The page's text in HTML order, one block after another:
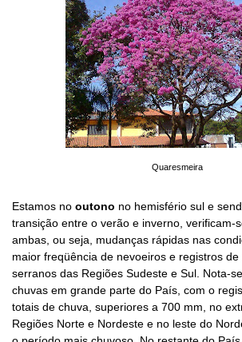
Quaresmeira
Estamos no outono no hemisfério sul e
transição entre o verão e inverno, verificam-
ambas, ou seja, mudanças rápidas nas
maior freqüência de nevoeiros e registros
serranos das Regiões Sudeste e Sul. Nota-
chuvas em grande parte do País, com o
totais de chuva, superiores a 700 mm, no
Regiões Norte e Nordeste e no leste do